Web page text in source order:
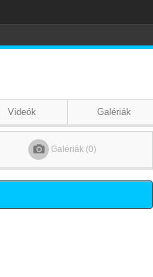
Videók Galériák
Galériák (0)